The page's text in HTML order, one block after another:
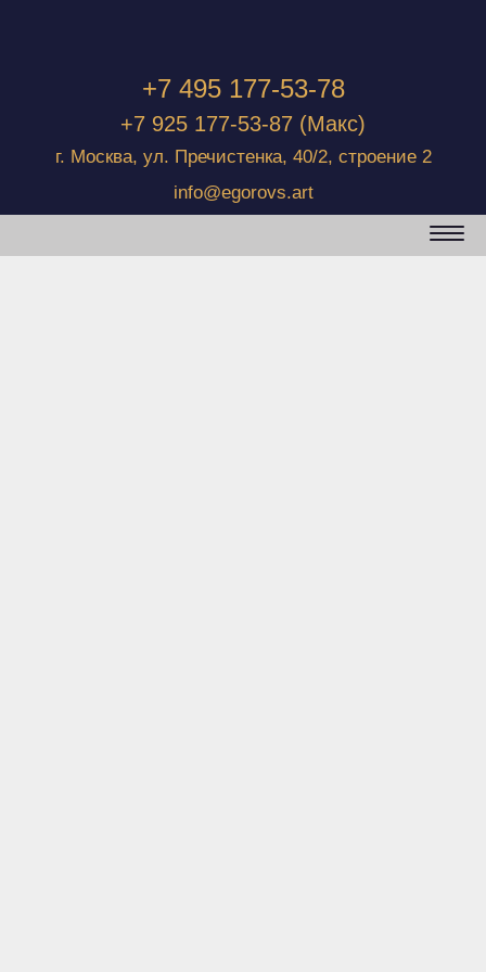
+7 495 177-53-78
+7 925 177-53-87 (Макс)
г. Москва, ул. Пречистенка, 40/2, строение 2
info@egorovs.art